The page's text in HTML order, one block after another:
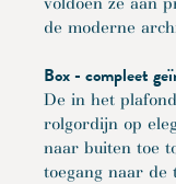
de moderne
Box - compleet
De in het
rolgordijn op
naar buiten toe
toegang naar de